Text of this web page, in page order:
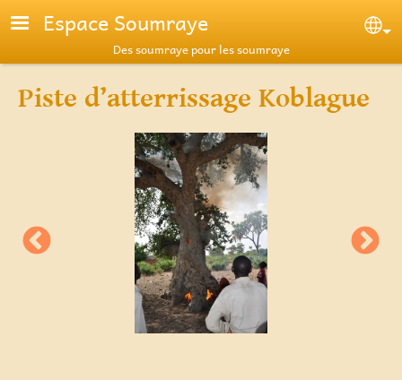
Aller au contenu principal
Espace Soumraye
Des soumraye pour les soumraye
Piste d’atterrissage Koblague